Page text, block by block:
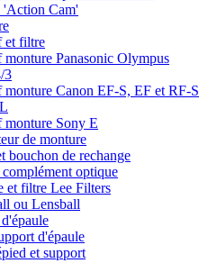
'Action Cam'
et filtre
Panasonic Olympus
3
monture Canon EF-S, EF et RF-S
monture Sony E
de monture
bouchon de rechange
optique
et filtre Lee Filters
ou Lensball
d'épaule
et support